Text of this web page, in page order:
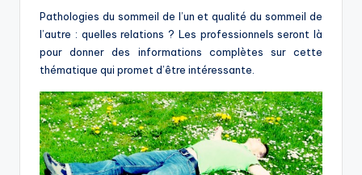
Pathologies du sommeil de l’un et qualité du sommeil de
l’autre : quelles relations ? Les professionnels seront là
pour donner des informations complètes sur cette
thématique qui promet d’être intéressante.